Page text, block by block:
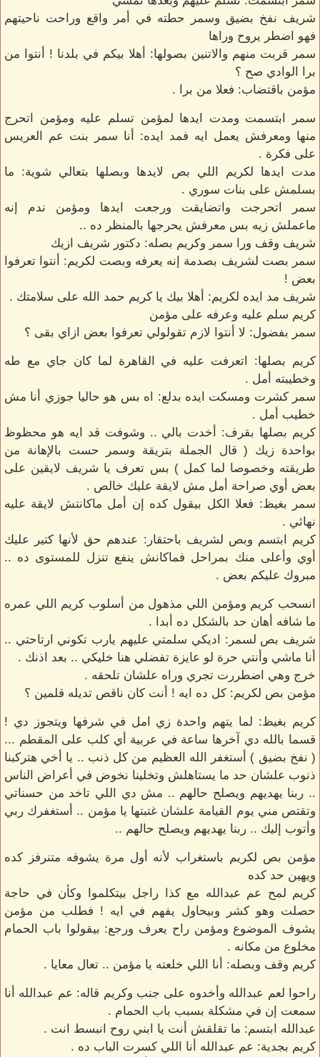
شريف نفخ بضيق وسمر حطته في أمر واقع وراحت ناحيتهم
فهو اضطر يروح وراها
سمر قربت منهم والاتنين بصولها: أهلا بيكم في بلدنا ! أنتوا من
برا الوادي صح ؟
مؤمن باقتضاب: فعلا من برا .
سمر ابتسمت ومدت ايدها لمؤمن تسلم عليه ومؤمن اتحرج
منها ومعرفش يعمل ايه فمد ايده: أنا سمر بنت عم العريس
على فكرة .
مدت ايدها لكريم اللي بص لايدها وبصلها بتعالي شوية: ما
بسلمش على بنات سوري .
سمر اتحرجت واتضايقت ورجعت ايدها ومؤمن ندم إنه
ماعملش زيه بس معرفش يحرجها بالمنظر ده ..
شريف وقف ورا سمر وكريم بصله: دكتور شريف ازيك
سمر بصت لشريف بصدمة إنه يعرفه وبصت لكريم: أنتوا تعرفوا
بعض !
شريف مد ايده لكريم: أهلا بيك يا كريم حمد الله على سلامتك .
كريم سلم عليه وعرفه على مؤمن
سمر بفضول: لا أنتوا لازم تقولولي تعرفوا بعض ازاي بقى ؟
كريم بصلها: اتعرفت عليه في القاهرة لما كان جاي مع طه
وخطيبته أمل .
سمر كشرت ومسكت ايده بدلع: اه بس هو حاليا جوزي أنا مش
خطيب أمل .
كريم بصلها بقرف: أخدت بالي .. وشوفت قد ايه هو محظوظ
بواحدة زيك ( قال الجملة بتريقة وسمر حست بالإهانة من
طريقته وخصوصا لما كمل ) بس تعرف يا شريف لايقين على
بعض أوي صراحة أمل مش لايقة عليك خالص .
سمر بغيظ: فعلا الكل بيقول كده إن أمل ماكانتش لايقة عليه
نهائي .
كريم ابتسم وبص لشريف باحتقار: عندهم حق لأنها كتير عليك
أوي وأعلى منك بمراحل فماكانش ينفع تنزل للمستوى ده ..
مبروك عليكم بعض .
انسحب كريم ومؤمن اللي مذهول من أسلوب كريم اللي عمره
ما شافه أهان حد بالشكل ده أبدا .
شريف بص لسمر: اديكي سلمتي عليهم يارب تكوني ارتاحتي ..
أنا ماشي وأنتي حرة لو عايزة تفضلي هنا خليكي .. بعد اذنك .
خرج وهي اضطررت تجري وراه علشان تلحقه .
مؤمن بص لكريم: كل ده ايه ! أنت كان ناقص تديله قلمين ؟
كريم بغيظ: لما يتهم واحدة زي امل في شرفها ويتجوز دي !
قسما بالله دي آخرها ساعة في عربية أي كلب على المقطم ...
( نفخ بضيق ) أستغفر الله العظيم من كل ذنب .. يا أخي هتركبنا
ذنوب علشان حد ما يستاهلش وتخلينا نخوض في أعراض الناس
.. ربنا يهديهم ويصلح حالهم .. مش دي اللي تاخد من حسناتي
وتقتص مني يوم القيامة علشان غتبتها يا مؤمن .. أستغفرك ربي
وأتوب إليك .. ربنا يهديهم ويصلح حالهم ..
مؤمن بص لكريم باستغراب لأنه أول مرة يشوفه متنرفز كده
ويهين حد كده
كريم لمح عم عبدالله مع كذا راجل بيتكلموا وكأن في حاجة
حصلت وهو كشر وبيحاول يفهم في ايه ! فطلب من مؤمن
يشوف الموضوع ومؤمن راح يعرف ورجع: بيقولوا باب الحمام
مخلوع من مكانه .
كريم وقف وبصله: أنا اللي خلعته يا مؤمن .. تعال معايا .
راحوا لعم عبدالله وأخدوه على جنب وكريم قاله: عم عبدالله أنا
سمعت إن في مشكلة بسبب باب الحمام .
عبدالله ابتسم: ما تقلقش أنت يا ابني روح انبسط انت .
كريم بجدية: عم عبدالله أنا اللي كسرت الباب ده .